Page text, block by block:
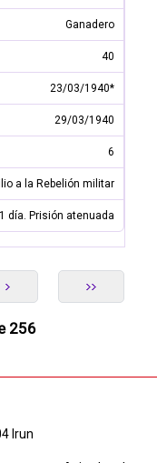
Ganadero
40
23/03/1940*
29/03/1940
6
a la Rebelión militar
día. Prisión atenuada
256
Irun